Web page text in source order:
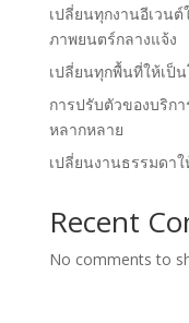
เปลี่ยนทุกงานอีเวน
ภาพยนตร์กลางแจ้ง
เปลี่ยนทุกพื้นที่ให้เป็
การปรับตัวของบริก
หลากหลาย
เปลี่ยนงานธรรมดา
Recent
No comments to